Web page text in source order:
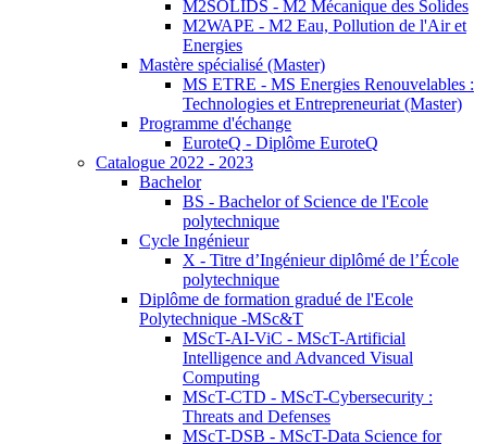
M2SOLIDS - M2 Mécanique des Solides
M2WAPE - M2 Eau, Pollution de l'Air et
Energies
Mastère spécialisé (Master)
MS ETRE - MS Energies Renouvelables :
Technologies et Entrepreneuriat (Master)
Programme d'échange
EuroteQ - Diplôme EuroteQ
Catalogue 2022 - 2023
Bachelor
BS - Bachelor of Science de l'Ecole
polytechnique
Cycle Ingénieur
X - Titre d’Ingénieur diplômé de l’École
polytechnique
Diplôme de formation gradué de l'Ecole
Polytechnique -MSc&T
MScT-AI-ViC - MScT-Artificial
Intelligence and Advanced Visual
Computing
MScT-CTD - MScT-Cybersecurity :
Threats and Defenses
MScT-DSB - MScT-Data Science for